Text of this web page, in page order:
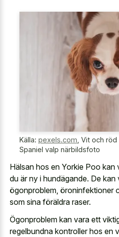
Källa: pexels.com Vit och röd
Spaniel valp närbildsfoto
Hälsan hos en Yorkie Poo kan
du är ny i hundägande. De
ögonproblem, öroninfektioner
som sina föräldra raser.
Ögonproblem kan vara ett
regelbundna kontroller hos en